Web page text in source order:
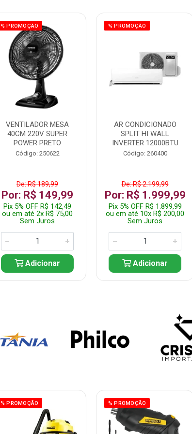
% PROMOÇÃO
VENTILADOR MESA
40CM 220V SUPER
POWER PRETO
Código: 250622
De: R$ 189,99
Por: R$ 149,99
Pix 5% OFF R$ 142,49
ou em até 2x R$ 75,00
Sem Juros
Adicionar
% PROMOÇÃO
AR CONDICIONADO
SPLIT HI WALL
INVERTER 12000BTU
Código: 260400
De: R$ 2.199,99
Por: R$ 1.999,99
Pix 5% OFF R$ 1.899,99
ou em até 10x R$ 200,00
Sem Juros
Adicionar
% PROMOÇÃO % PROMOÇÃO